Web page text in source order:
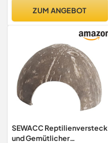
Schildkröten Aquarium
ZUM ANGEBOT
SEWACC Reptilienversteck
und Gemütlicher